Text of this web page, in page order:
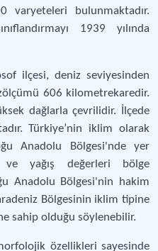
varyeteleri bulunmaktadır.
1939 yılında
ilçesi, deniz seviyesinden
606 kilometrekaredir.
dağlarla çevrilidir. İlçede
Türkiye’nin iklim olarak
Anadolu Bölgesi'nde yer
ve yağış değerleri bölge
Anadolu Bölgesi'nin hakim
Bölgesinin iklim tipine
sahip olduğu söylenebilir.
özellikleri sayesinde